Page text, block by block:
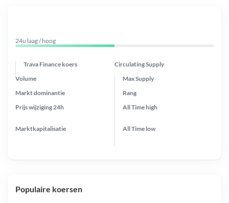
24u laag / hoog
Trava Finance koers Circulating Supply
Prijs wijziging 24h
Max Supply
Markt dominantie
Marktkapitalisatie
Volume
Rang
All Timehigh
All Time low
Populaire koersen